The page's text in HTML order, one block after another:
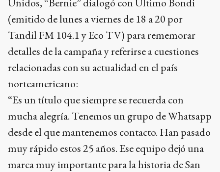
(emitido de lunes a viernes de 18 a 20 por
Tandil FM 104.1 y Eco TV) para rememorar
detalles de la campaña y referirse a cuestiones
relacionadas con su actualidad en el país
norteamericano:
“Es un título que siempre se recuerda con
mucha alegría. Tenemos un grupo de Whatsapp
desde el que mantenemos contacto. Han pasado
muy rápido estos 25 años. Ese equipo dejó una
marca muy importante para la historia de San